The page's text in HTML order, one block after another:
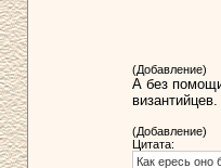
(Добавление)
А без
византийцев.
(Добавление)
Цитата:
Как ересь